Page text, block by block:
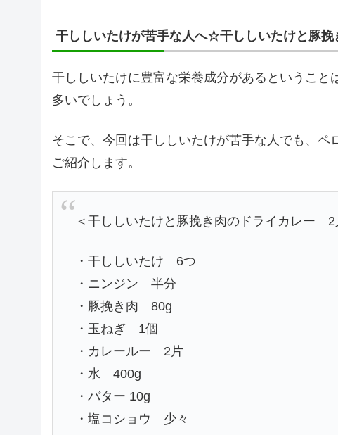
干ししいたけが苦手な人へ☆干ししいたけと豚挽
干ししいたけに豊富な栄養成分があるというこ
多いでしょう。
そこで、今回は干ししいたけが苦手な人でも、
ご紹介します。
＜干ししいたけと豚挽き肉のドライカレー 2
・干ししいたけ 6つ
・ニンジン 半分
・豚挽き肉 80g
・玉ねぎ 1個
・カレールー 2片
・水 400g
・バター 10g
・塩コショウ 少々